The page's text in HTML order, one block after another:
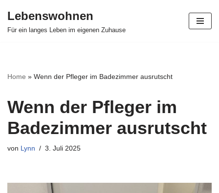
Zum
Lebenswohnen
Für ein langes Leben im eigenen Zuhause
Home » Wenn der Pfleger im Badezimmer ausrutscht
Wenn der Pfleger im
Badezimmer ausrutscht
von Lynn 3. Juli 2025